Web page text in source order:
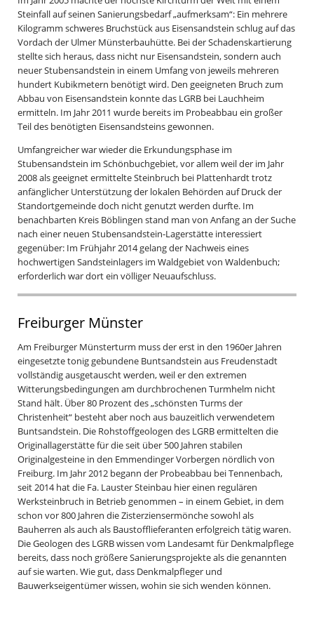
Steinfall auf seinen Sanierungsbedarf „aufmerksam“: Ein mehrere
Kilogramm schweres Bruchstück aus Eisensandstein schlug auf das
Vordach der Ulmer Münsterbauhütte. Bei der Schadenskartierung
stellte sich heraus, dass nicht nur Eisensandstein, sondern auch
neuer Stubensandstein in einem Umfang von jeweils mehreren
hundert Kubikmetern benötigt wird. Den geeigneten Bruch zum
Abbau von Eisensandstein konnte das LGRB bei Lauchheim
ermitteln. Im Jahr 2011 wurde bereits im Probeabbau ein großer
Teil des benötigten Eisensandsteins gewonnen.
Umfangreicher war wieder die Erkundungsphase im
Stubensandstein im Schönbuchgebiet, vor allem weil der im Jahr
2008 als geeignet ermittelte Steinbruch bei Plattenhardt trotz
anfänglicher Unterstützung der lokalen Behörden auf Druck der
Standortgemeinde doch nicht genutzt werden durfte. Im
benachbarten Kreis Böblingen stand man von Anfang an der Suche
nach einer neuen Stubensandstein-Lagerstätte interessiert
gegenüber: Im Frühjahr 2014 gelang der Nachweis eines
hochwertigen Sandsteinlagers im Waldgebiet von Waldenbuch;
erforderlich war dort ein völliger Neuaufschluss.
Freiburger Münster
Am Freiburger Münsterturm muss der erst in den 1960er Jahren
eingesetzte tonig gebundene Buntsandstein aus Freudenstadt
vollständig ausgetauscht werden, weil er den extremen
Witterungsbedingungen am durchbrochenen Turmhelm nicht
Stand hält. Über 80 Prozent des „schönsten Turms der
Christenheit“ besteht aber noch aus bauzeitlich verwendetem
Buntsandstein. Die Rohstoffgeologen des LGRB ermittelten die
Originallagerstätte für die seit über 500 Jahren stabilen
Originalgesteine in den Emmendinger Vorbergen nördlich von
Freiburg. Im Jahr 2012 begann der Probeabbau bei Tennenbach,
seit 2014 hat die Fa. Lauster Steinbau hier einen regulären
Werksteinbruch in Betrieb genommen – in einem Gebiet, in dem
schon vor 800 Jahren die Zisterziensermönche sowohl als
Bauherren als auch als Baustofflieferanten erfolgreich tätig waren.
Die Geologen des LGRB wissen vom Landesamt für Denkmalpflege
bereits, dass noch größere Sanierungsprojekte als die genannten
auf sie warten. Wie gut, dass Denkmalpfleger und
Bauwerkseigentümer wissen, wohin sie sich wenden können.